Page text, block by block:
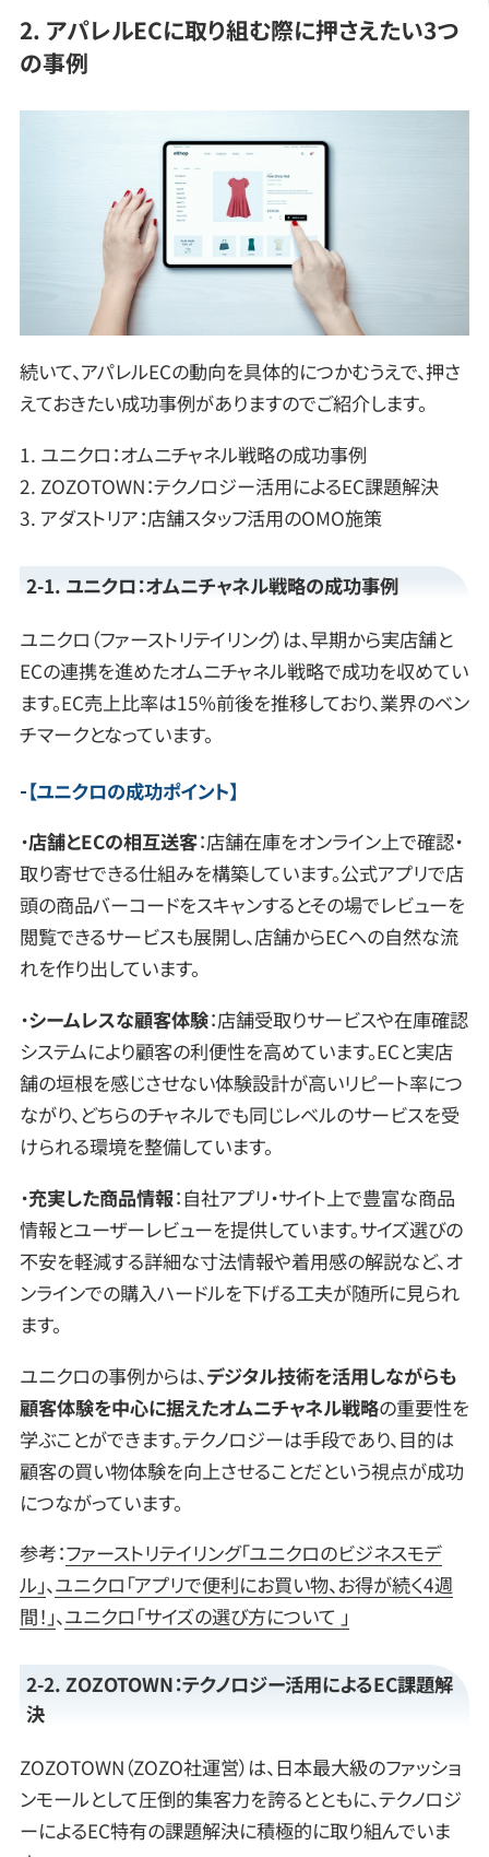
2. アパレルECに取り組む際に押さえたい3つ
の事例
続いて、アパレルECの動向を具体的につかむうえで、押さ
えておきたい成功事例がありますのでご紹介します。
1. ユニクロ：オムニチャネル戦略の成功事例
2. ZOZOTOWN：テクノロジー活用によるEC課題解決
3. アダストリア：店舗スタッフ活用のOMO施策
2-1. ユニクロ：オムニチャネル戦略の成功事例
ユニクロ（ファーストリテイリング）は、早期から実店舗と
ECの連携を進めたオムニチャネル戦略で成功を収めてい
ます。EC売上比率は15%前後を推移しており、業界のベン
チマークとなっています。
【ユニクロの成功ポイント】
・店舗とECの相互送客：店舗在庫をオンライン上で確認・
取り寄せできる仕組みを構築しています。公式アプリで店
頭の商品バーコードをスキャンするとその場でレビューを
閲覧できるサービスも展開し、店舗からECへの自然な流
れを作り出しています。
・シームレスな顧客体験：店舗受取りサービスや在庫確認
システムにより顧客の利便性を高めています。ECと実店
舗の垣根を感じさせない体験設計が高いリピート率につ
ながり、どちらのチャネルでも同じレベルのサービスを受
けられる環境を整備しています。
・充実した商品情報：自社アプリ・サイト上で豊富な商品
情報とユーザーレビューを提供しています。サイズ選びの
不安を軽減する詳細な寸法情報や着用感の解説など、オ
ンラインでの購入ハードルを下げる工夫が随所に見られ
ます。
ユニクロの事例からは、デジタル技術を活用しながらも
顧客体験を中心に据えたオムニチャネル戦略の重要性を
学ぶことができます。テクノロジーは手段であり、目的は
顧客の買い物体験を向上させることだという視点が成功
につながっています。
参考：ファーストリテイリング「ユニクロのビジネスモデ
ル」、ユニクロ「アプリで便利にお買い物、お得が続く4週
間！」、ユニクロ「サイズの選び方について 」
2-2. ZOZOTOWN：テクノロジー活用によるEC課題解
決
ZOZOTOWN（ZOZO社運営）は、日本最大級のファッショ
ンモールとして圧倒的集客力を誇るとともに、テクノロジ
ーによるEC特有の課題解決に積極的に取り組んでいま